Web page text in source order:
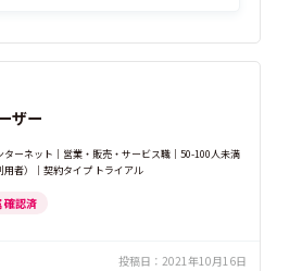
ザー
ターネット｜営業・販売・サービス職｜50-100人未満
用者）｜契約タイプ トライアル
確認済
投稿日： 2021年10月16日